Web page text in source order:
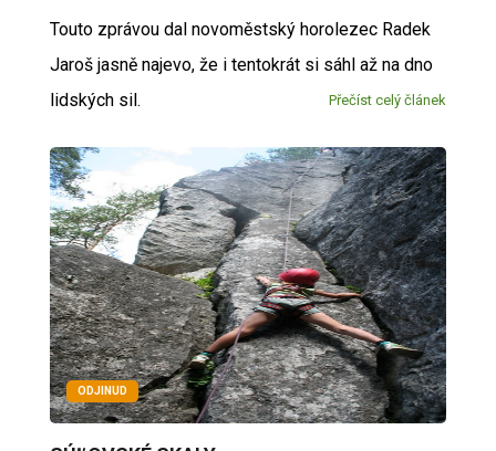
Touto zprávou dal novoměstský horolezec Radek
Jaroš jasně najevo, že i tentokrát si sáhl až na dno
lidských sil.
Přečíst celý článek
ODJINUD